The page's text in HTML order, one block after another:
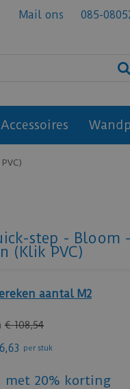
Mail ons 085-
Accessoires
step - Bloom
(Klik PVC)
aantal M2
€ 108,54
,63 per stuk
met 20% korting